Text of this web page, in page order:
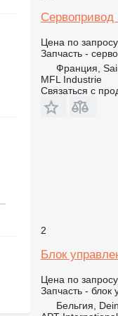
Сервопривод
Цена по запросу
Запчасть -
Франция,
MFL Industrie
Связаться с
2
Блок
Цена по запросу
Запчасть - блок
Бельгия,